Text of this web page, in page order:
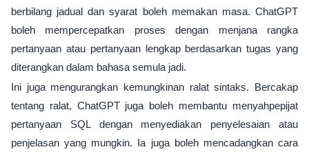
berbilang jadual dan syarat boleh memakan masa. ChatGPT
boleh mempercepatkan proses dengan menjana rangka
pertanyaan atau pertanyaan lengkap berdasarkan tugas yang
diterangkan dalam bahasa semula jadi.
Ini juga mengurangkan kemungkinan ralat sintaks. Bercakap
tentang ralat, ChatGPT juga boleh membantu menyahpepijat
pertanyaan SQL dengan menyediakan penyelesaian atau
penjelasan yang mungkin. Ia juga boleh mencadangkan cara